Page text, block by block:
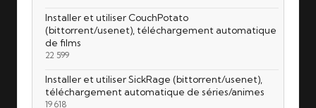
Installer et utiliser CouchPotato
(bittorrent/usenet), téléchargement automatique
de films
22 599
Installer et utiliser SickRage (bittorrent/usenet),
téléchargement automatique de séries/animes
19 618